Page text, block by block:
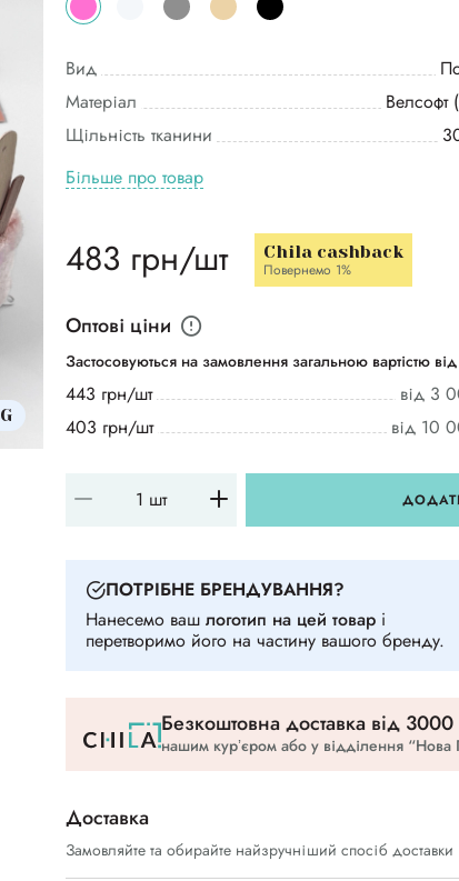
Вид
Матеріал
Щільність тканини
Більше про товар
483 грн/шт Chila cashback
Повернемо 1%
Оптові ціни
Застосовуються на замовлення загальною вартістю
443 грн/шт
від 3
403 грн/шт
від 10
ПОТРIБНЕ БРЕНДУВАННЯ?
Нанесемо ваш логотип на цей товар i
перетворимо його на частину вашого бренду.
Безкоштовна доставка вiд 3000
нашим курʼєром або у відділення
Доставка
Замовляйте та обирайте найзручніший спосіб доставки